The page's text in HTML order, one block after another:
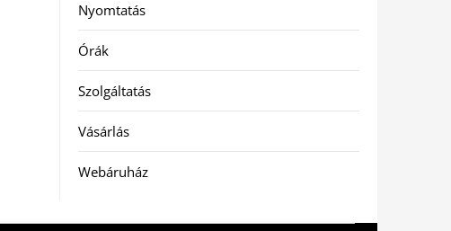
Nyomtatás
Órák
Szolgáltatás
Vásárlás
Webáruház